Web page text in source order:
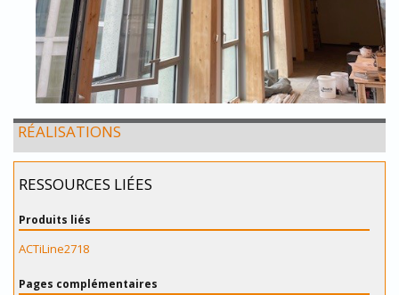
RÉALISATIONS
RESSOURCES LIÉES
Produits liés
ACTiLine2718
Pages complémentaires